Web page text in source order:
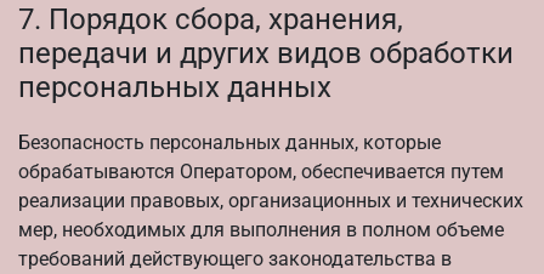
7. Порядок сбора, хранения,
передачи и других видов обработки
персональных данных
Безопасность персональных данных, которые
обрабатываются Оператором, обеспечивается путем
реализации правовых, организационных и технических
мер, необходимых для выполнения в полном объеме
требований действующего законодательства в